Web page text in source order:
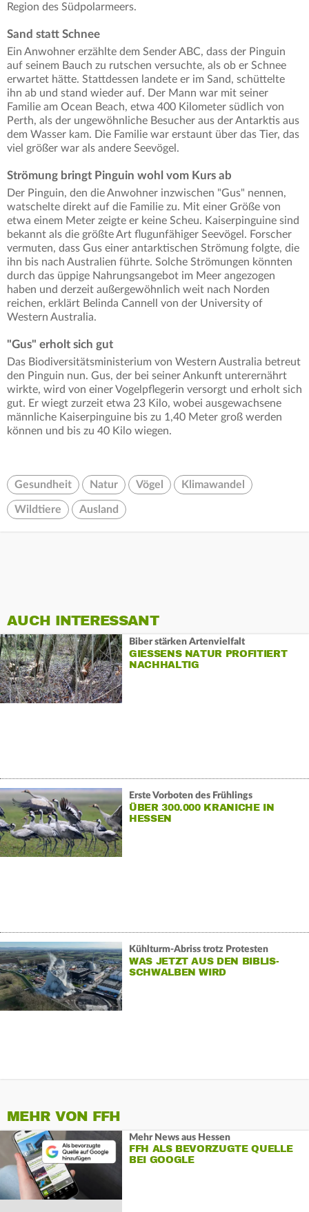
Region des Südpolarmeers.
Sand statt Schnee
Ein Anwohner erzählte dem Sender ABC, dass der Pinguin
auf seinem Bauch zu rutschen versuchte, als ob er Schnee
erwartet hätte. Stattdessen landete er im Sand, schüttelte
ihn ab und stand wieder auf. Der Mann war mit seiner
Familie am Ocean Beach, etwa 400 Kilometer südlich von
Perth, als der ungewöhnliche Besucher aus der Antarktis aus
dem Wasser kam. Die Familie war erstaunt über das Tier, das
viel größer war als andere Seevögel.
Strömung bringt Pinguin wohl vom Kurs ab
Der Pinguin, den die Anwohner inzwischen "Gus" nennen,
watschelte direkt auf die Familie zu. Mit einer Größe von
etwa einem Meter zeigte er keine Scheu. Kaiserpinguine sind
bekannt als die größte Art flugunfähiger Seevögel. Forscher
vermuten, dass Gus einer antarktischen Strömung folgte, die
ihn bis nach Australien führte. Solche Strömungen könnten
durch das üppige Nahrungsangebot im Meer angezogen
haben und derzeit außergewöhnlich weit nach Norden
reichen, erklärt Belinda Cannell von der University of
Western Australia.
"Gus" erholt sich gut
Das Biodiversitätsministerium von Western Australia betreut
den Pinguin nun. Gus, der bei seiner Ankunft unterernährt
wirkte, wird von einer Vogelpflegerin versorgt und erholt sich
gut. Er wiegt zurzeit etwa 23 Kilo, wobei ausgewachsene
männliche Kaiserpinguine bis zu 1,40 Meter groß werden
können und bis zu 40 Kilo wiegen.
Gesundheit Natur Vögel Klimawandel
Wildtiere Ausland
AUCH INTERESSANT
Biber stärken Artenvielfalt
GIESSENS NATUR PROFITIERT N
ACHHALTIG
Erste Vorboten des Frühlings
ÜBER 300.000 KRANICHE IN
HESSEN
Kühlturm-Abriss trotz Protesten
WAS JETZT AUS DEN BIBLIS-
SCHWALBEN WIRD
MEHR VON FFH
Mehr News aus Hessen
FFH ALS BEVORZUGTE QUELLE
BEI GOOGLE